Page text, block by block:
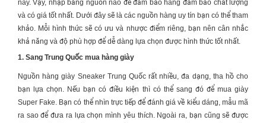
nay. Vậy, nhập bằng nguồn nào để đảm bảo hàng đảm bảo chất lượng
và có giá tốt nhất. Dưới đây sẽ là các nguồn hàng uy tín bạn có thể tham
khảo. Mỗi hình thức sẽ có ưu và nhược điểm riêng, bạn nên cân nhắc
khả năng và độ phù hợp để dễ dàng lựa chọn được hình thức tốt nhất.
1. Sang Trung Quốc mua hàng giày
Nguồn hànggiày Sneaker Trung Quốcrất nhiều, đa dạng, tha hồ cho
bạn lựa chọn. Nếu bạn có điều kiện thì có thể sang đó để mua giày
Super Fake. Bạn có thể nhìn trực tiếp để đánh giá về kiểu dáng, mẫu mã
ra sao để đưa ra lựa chọn mình yêu thích. Ngoài ra, bạn cũng sẽ được